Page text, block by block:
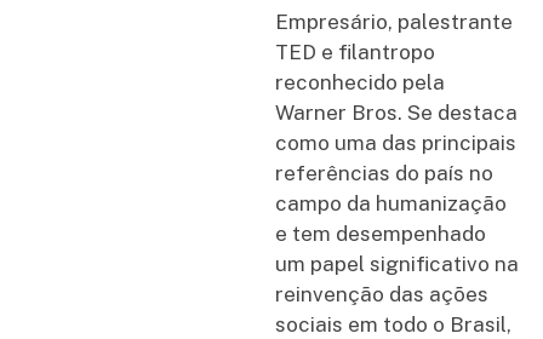
Empresário, palestrante
TED e filantropo
reconhecido pela
Warner Bros. Se destaca
como uma das principais
referências do país no
campo da humanização
e tem desempenhado
um papel significativo na
reinvenção das ações
sociais em todo o Brasil,